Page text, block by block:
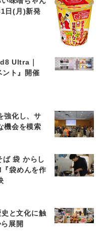
日(月)新発
Ultra｜
ト』開催
強化し、サ
機会を模索
ば 袋 からし
袋めんを作
と文化に触
展開